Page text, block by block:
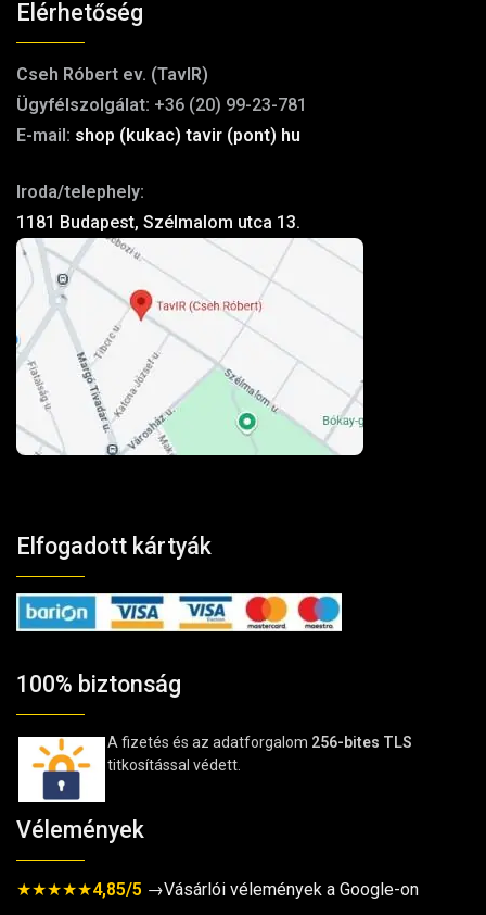
Elérhetőség
Cseh Róbert ev. (TavIR)
Ügyfélszolgálat: +36 (20) 99-23-781
E-mail: shop (kukac) tavir (pont) hu
Iroda/telephely:
1181 Budapest, Szélmalom utca 13.
Elfogadott kártyák
100% biztonság
A fizetés és az adatforgalom 256-bites TLS
titkosítással védett.
Vélemények
★★★★★4,85/5 →Vásárlói vélemények a Google-on